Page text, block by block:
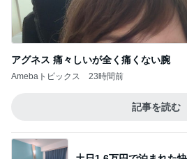
アグネス 痛々しいが全く痛くない腕
Amebaトピックス 23時間前
記事を読む